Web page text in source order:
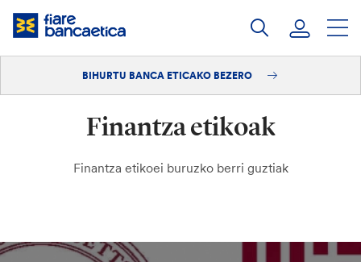
Pasatu
edukia
Bihurtu bezero
BIHURTU BANCA ETICAKO BEZERO
Finantza etikoak
Finantza etikoei buruzko berri guztiak